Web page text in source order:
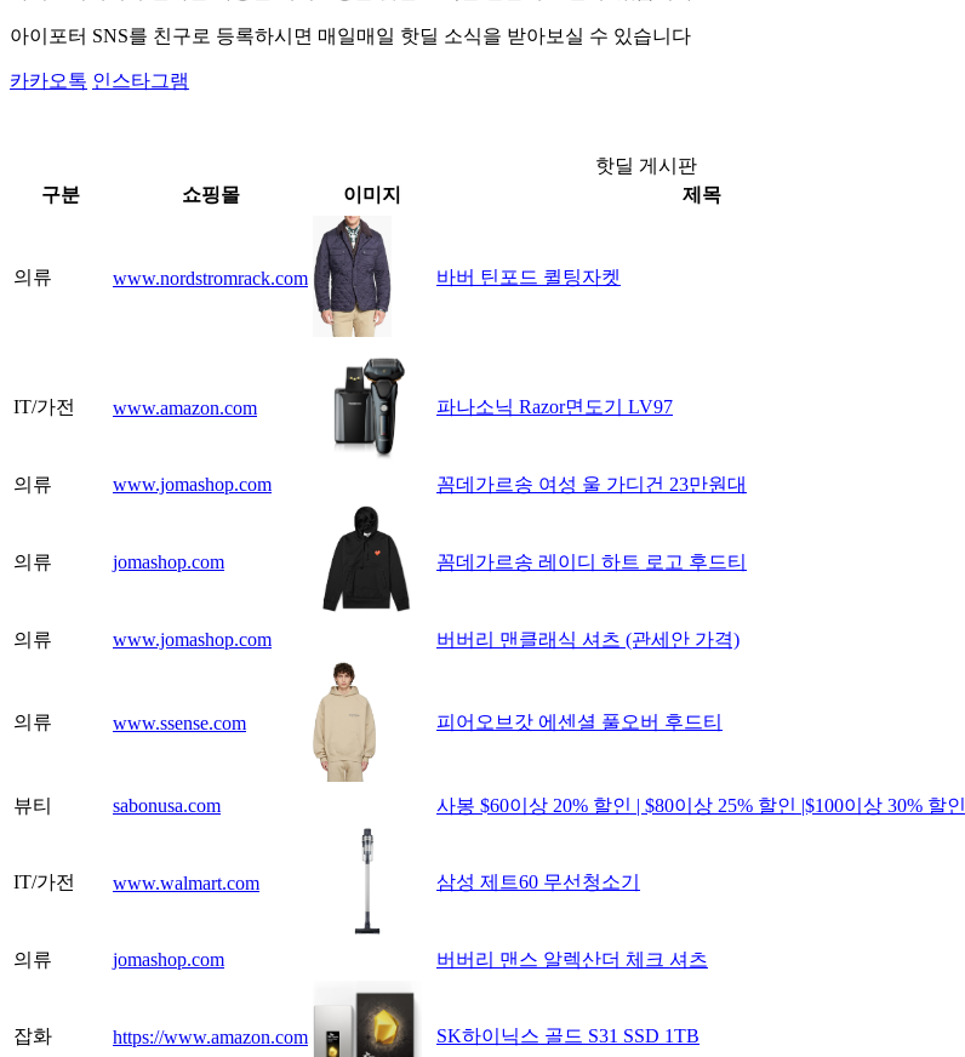
아이포터 SNS를 친구로 등록하시면 매일매일 핫딜 소식을 받아보실 수 있습니다
카카오톡 인스타그램
핫딜 게시판
구분
쇼핑몰 이미지 제목
의류 www.nordstromrack.com 바버 틴포드 퀼팅자켓
IT/가전 www.amazon.com 파나소닉 Razor면도기 LV97
의류 www.jomashop.com 꼼데가르송 여성 울 가디건 23만원대
의류 jomashop.com 꼼데가르송 레이디 하트 로고 후드티
의류 www.jomashop.com 버버리 맨클래식 셔츠 (관세안 가격)
의류 www.ssense.com 피어오브갓 에센셜 풀오버 후드티
뷰티 sabonusa.com 사봉 $60이상 20% 할인 | $80이상 25% 할인 |$100이상 30% 할인
IT/가전 www.walmart.com 삼성 제트60 무선청소기
의류 jomashop.com 버버리 맨스 알렉산더 체크 셔츠
잡화 https://www.amazon.com SK하이닉스 골드 S31 SSD 1TB